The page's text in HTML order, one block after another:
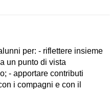
per: - riflettere insieme
un punto di vista
- apportare contributi
i compagni e con il